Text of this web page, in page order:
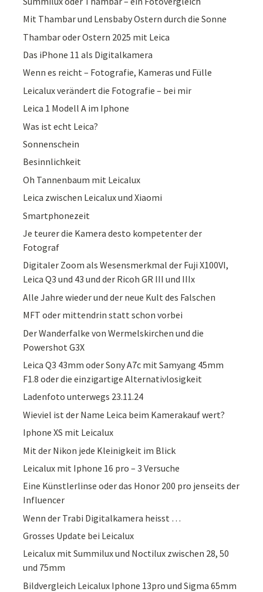
Mit Thambar und Lensbaby Ostern durch die Sonne
Thambar oder Ostern 2025 mit Leica
Das iPhone 11 als Digitalkamera
Wenn es reicht – Fotografie, Kameras und Fülle
Leicalux verändert die Fotografie – bei mir
Leica 1 Modell A im Iphone
Was ist echt Leica?
Sonnenschein
Besinnlichkeit
Oh Tannenbaum mit Leicalux
Leica zwischen Leicalux und Xiaomi
Smartphonezeit
Je teurer die Kamera desto kompetenter der
Fotograf
Digitaler Zoom als Wesensmerkmal der Fuji X100VI,
Leica Q3 und 43 und der Ricoh GR III und IIIx
Alle Jahre wieder und der neue Kult des Falschen
MFT oder mittendrin statt schon vorbei
Der Wanderfalke von Wermelskirchen und die
Powershot G3X
Leica Q3 43mm oder Sony A7c mit Samyang 45mm
F1.8 oder die einzigartige Alternativlosigkeit
Ladenfoto unterwegs 23.11.24
Wieviel ist der Name Leica beim Kamerakauf wert?
Iphone XS mit Leicalux
Mit der Nikon jede Kleinigkeit im Blick
Leicalux mit Iphone 16 pro – 3 Versuche
Eine Künstlerlinse oder das Honor 200 pro jenseits der
Influencer
Wenn der Trabi Digitalkamera heisst …
Grosses Update bei Leicalux
Leicalux mit Summilux und Noctilux zwischen 28, 50
und 75mm
Bildvergleich Leicalux Iphone 13pro und Sigma 65mm